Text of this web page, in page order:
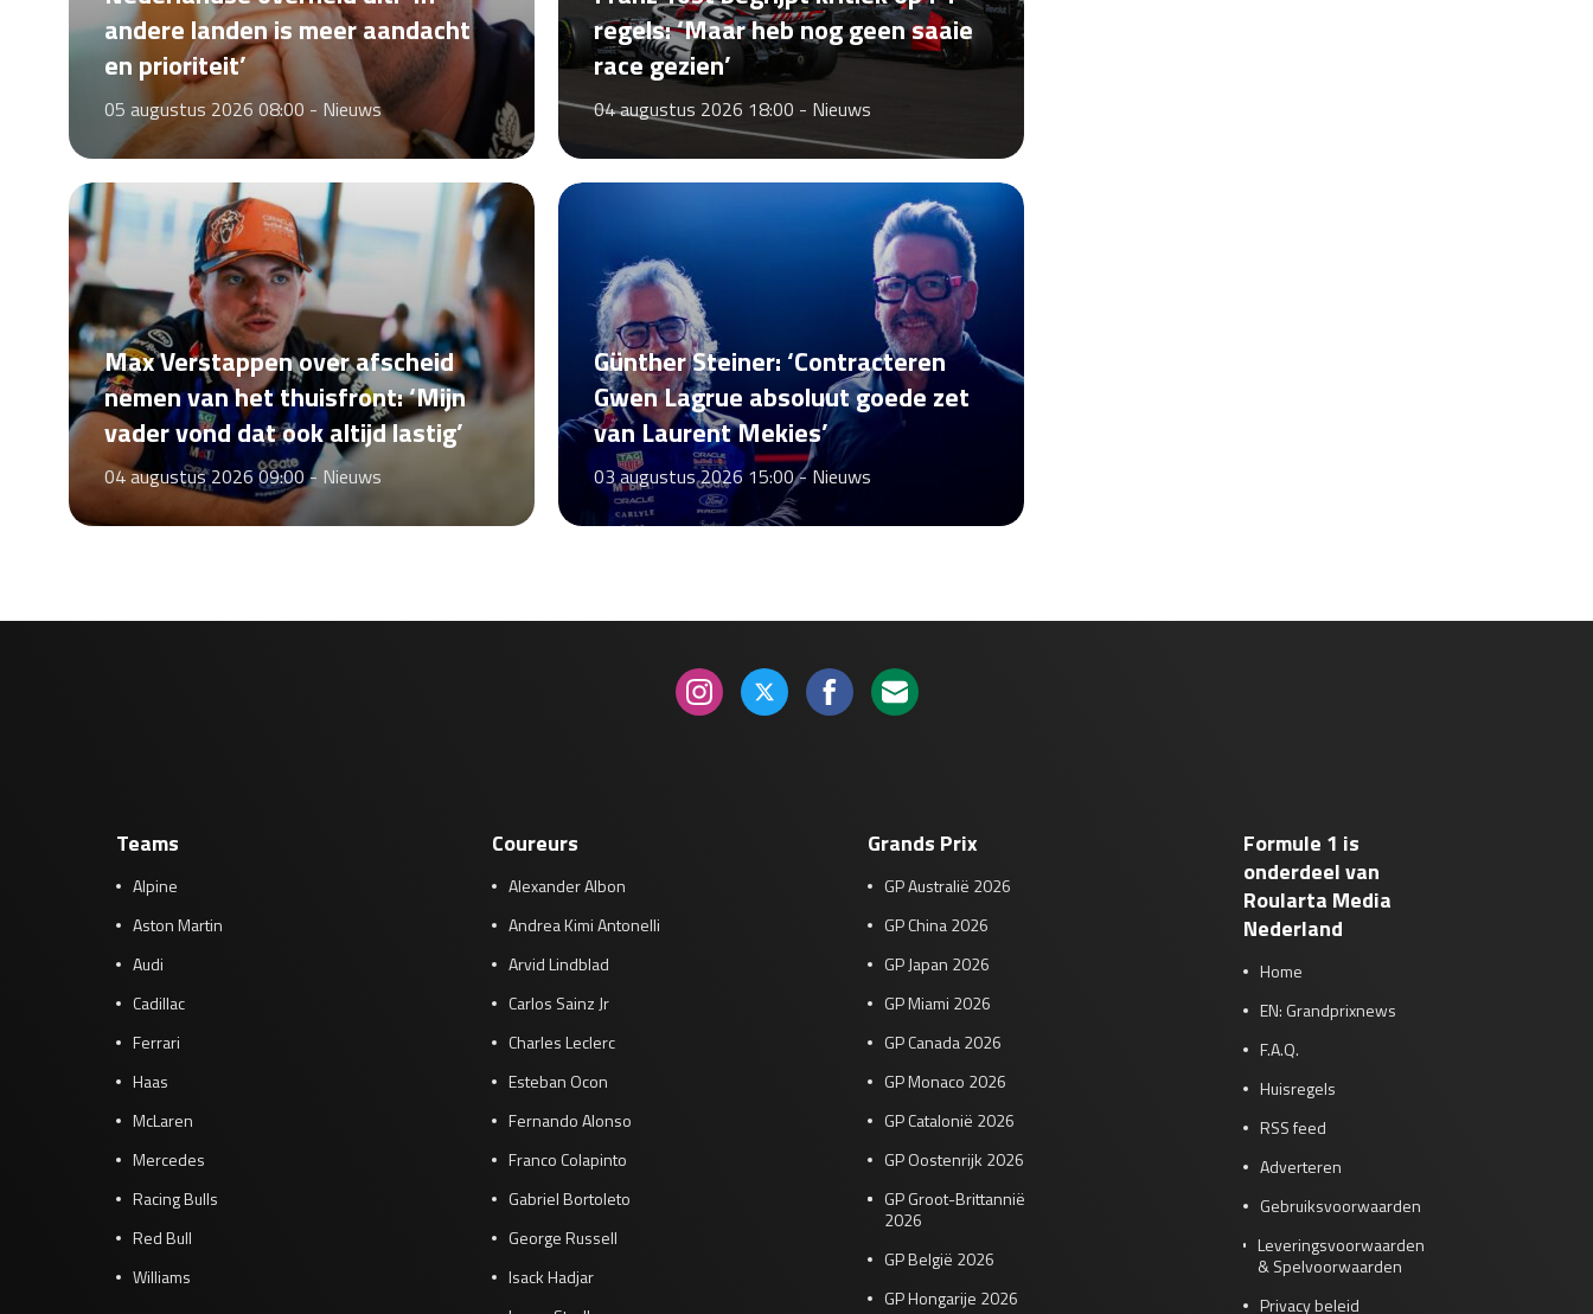
andere landen is meer aandacht
en prioriteit’
05 augustus 2026 08:00 - Nieuws
regels: ‘Maar heb nog geen saaie
race gezien’
04 augustus 2026 18:00 - Nieuws
Max Verstappen over afscheid
nemen van het thuisfront: ‘Mijn
vader vond dat ook altijd lastig’
04 augustus 2026 09:00 - Nieuws
Günther Steiner: ‘Contracteren
Gwen Lagrue absoluut goede zet
van Laurent Mekies’
03 augustus 2026 15:00 -Nieuws
Teams
Alpine
Aston Martin
Audi
Cadillac
Ferrari
Haas
McLaren
Mercedes
Racing Bulls
Red Bull
Williams
Coureurs
Alexander Albon
Andrea Kimi Antonelli
Arvid Lindblad
Carlos Sainz Jr
Charles Leclerc
Esteban Ocon
Fernando Alonso
Franco Colapinto
Gabriel Bortoleto
George Russell
Isack Hadjar
Grands Prix
GP Australië 2026
GP China 2026
GP Japan 2026
GP Miami 2026
GP Canada 2026
GP Monaco 2026
GP Catalonië 2026
GP Oostenrijk 2026
GP Groot-Brittannië
2026
GP België 2026
GP Hongarije 2026
Formule 1 is
onderdeel van
Roularta Media
Nederland
Home
EN: Grandprixnews
F.A.Q.
Huisregels
RSS feed
Adverteren
Gebruiksvoorwaarden
Leveringsvoorwaarden
& Spelvoorwaarden
Privacy beleid